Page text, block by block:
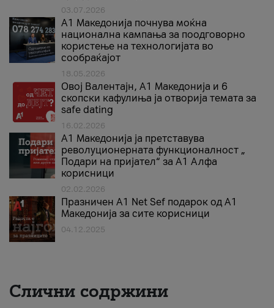
03.07.2026
A1 Македонија почнува моќна
национална кампања за поодговорно
користење на технологијата во
сообраќајот
18.05.2026
Овој Валентајн, A1 Македонија и 6
скопски кафулиња ја отворија темата за
safe dating
16.02.2026
А1 Македонија ја претставува
револуционерната функционалност „
Подари на пријател“ за А1 Алфа
корисници
02.02.2026
Празничен A1 Net Sеf подарок од А1
Македонија за сите корисници
04.12.2025
Слични содржини